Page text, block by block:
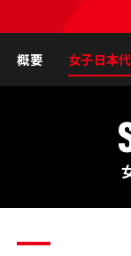
概要 女子日本